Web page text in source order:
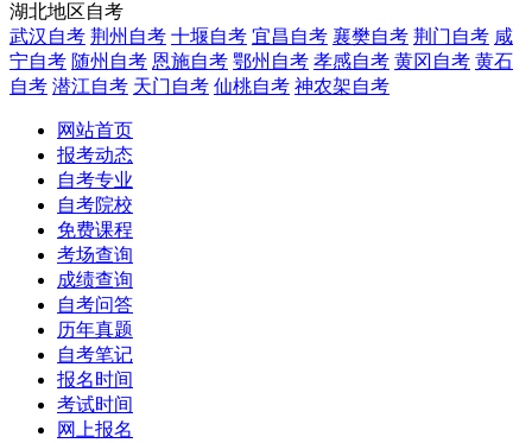
湖北地区自考
武汉自考 荆州自考 十堰自考 宜昌自考 襄樊自考 荆门自考 咸
宁自考 随州自考 恩施自考 鄂州自考 孝感自考 黄冈自考 黄石
自考 潜江自考 天门自考 仙桃自考 神农架自考
网站首页
报考动态
自考专业
自考院校
免费课程
考场查询
成绩查询
自考问答
历年真题
自考笔记
报名时间
考试时间
网上报名